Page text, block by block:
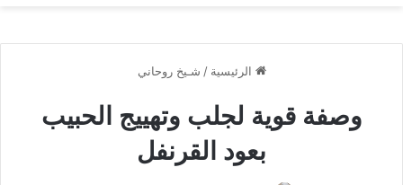
الرئيسية / شـيخ روحاني
وصفة قوية لجلب وتهييج الحبيب
بعود القرنفل